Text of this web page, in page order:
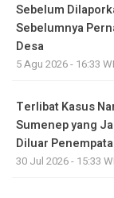
Sebelum
Sebelumnya
Desa
5 Agu 2026 - 16:33
Terlibat Kasus
Sumenep yang
Diluar
30 Jul 2026 - 15:33